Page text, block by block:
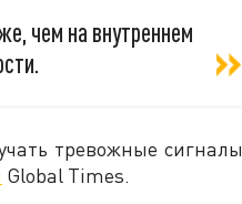
чем на внутреннем
тревожные сигналы
Global Times.